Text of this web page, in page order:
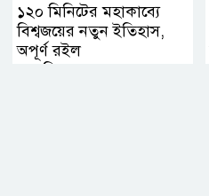
১২০ মিনিটের মহাকাব্যে
বিশ্বজয়ের নতুন ইতিহাস,
অপূর্ণ রইল
আলবিসেলেস্তেদের স্বপ্ন